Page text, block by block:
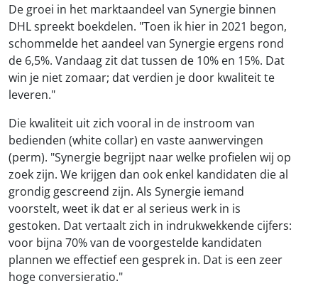
De groei in het marktaandeel van Synergie binnen
DHL spreekt boekdelen. "Toen ik hier in 2021 begon,
schommelde het aandeel van Synergie ergens rond
de 6,5%. Vandaag zit dat tussen de 10% en 15%. Dat
win je niet zomaar; dat verdien je door kwaliteit te
leveren."
Die kwaliteit uit zich vooral in de instroom van
bedienden (white collar) en vaste aanwervingen
(perm). "Synergie begrijpt naar welke profielen wij op
zoek zijn. We krijgen dan ook enkel kandidaten die al
grondig gescreend zijn. Als Synergie iemand
voorstelt, weet ik dat er al serieus werk in is
gestoken. Dat vertaalt zich in indrukwekkende cijfers:
voor bijna 70% van de voorgestelde kandidaten
plannen we effectief een gesprek in. Dat is een zeer
hoge conversieratio."